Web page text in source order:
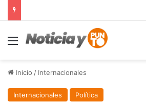
Menú
Inicio / Internacionales
Internacionales Política